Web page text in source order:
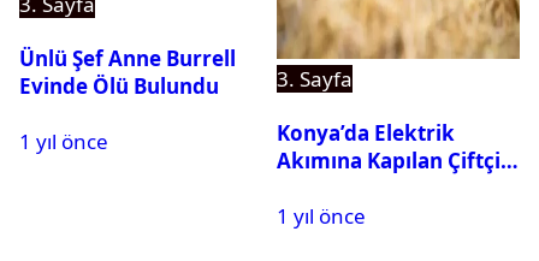
Ünlü Şef Anne Burrell
Evinde Ölü Bulundu
1 yıl önce
3. Sayfa
Konya’da Elektrik
Akımına Kapılan Çiftçi
1 yıl önce